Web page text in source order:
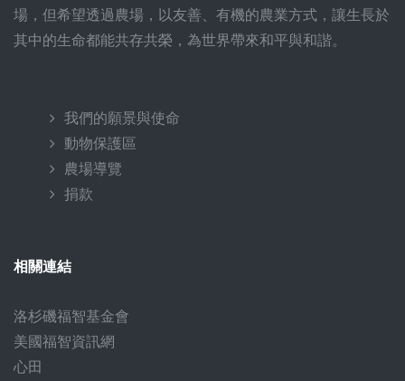
場，但希望透過農場，以友善、有機的農業方式，讓生長於
其中的生命都能共存共榮，為世界帶來和平與和諧。
我們的願景與使命
動物保護區
農場導覽
捐款
相關連結
洛杉磯福智基金會
美國福智資訊網
心田